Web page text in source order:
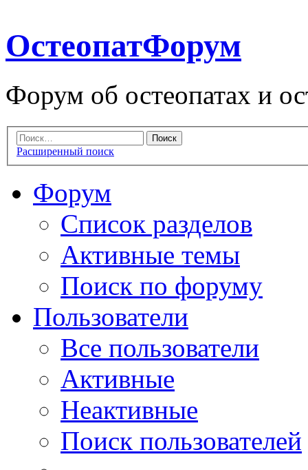
ОстеопатФорум
Форум об остеопатах и
Расширенный поиск
Форум
Список разделов
Активные темы
Поиск по форуму
Пользователи
Все пользователи
Активные
Неактивные
Поиск пользователей